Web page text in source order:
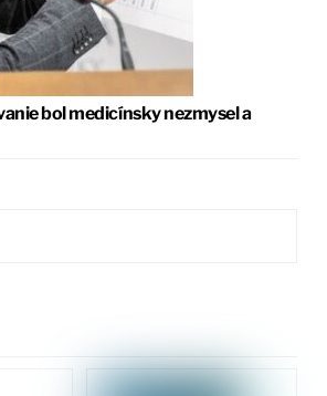
bol medicínsky nezmysel a